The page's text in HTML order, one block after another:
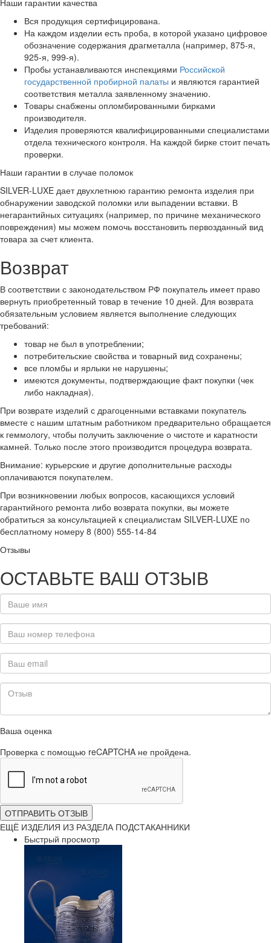
Наши гарантии качества
Вся продукция сертифицирована.
На каждом изделии есть проба, в которой указано цифровое
обозначение содержания драгметалла (например, 875-я,
925-я, 999-я).
Пробы устанавливаются инспекциями Российской
государственной пробирной палаты и являются гарантией
соответствия металла заявленному значению.
Товары снабжены опломбированными бирками
производителя.
Изделия проверяются квалифицированными специалистами
отдела технического контроля. На каждой бирке стоит печать
проверки.
Наши гарантии в случае поломок
SILVER-LUXE дает двухлетнюю гарантию ремонта изделия при
обнаружении заводской поломки или выпадении вставки. В
негарантийных ситуациях (например, по причине механического
повреждения) мы можем помочь восстановить первозданный вид
товара за счет клиента.
Возврат
В соответствии с законодательством РФ покупатель имеет право
вернуть приобретенный товар в течение 10 дней. Для возврата
обязательным условием является выполнение следующих
требований:
товар не был в употреблении;
потребительские свойства и товарный вид сохранены;
все пломбы и ярлыки не нарушены;
имеются документы, подтверждающие факт покупки (чек
либо накладная).
При возврате изделий с драгоценными вставками покупатель
вместе с нашим штатным работником предварительно обращается
к геммологу, чтобы получить заключение о чистоте и каратности
камней. Только после этого производится процедура возврата.
Внимание: курьерские и другие дополнительные расходы
оплачиваются покупателем.
При возникновении любых вопросов, касающихся условий
гарантийного ремонта либо возврата покупки, вы можете
обратиться за консультацией к специалистам SILVER-LUXE по
бесплатному номеру 8 (800) 555-14-84
Отзывы
ОСТАВЬТЕ ВАШ ОТЗЫВ
Ваша оценка
Проверка с помощью reCAPTCHA не пройдена.
ОТПРАВИТЬ ОТЗЫВ
ЕЩЁ ИЗДЕЛИЯ ИЗ РАЗДЕЛА ПОДСТАКАННИКИ
Быстрый просмотр